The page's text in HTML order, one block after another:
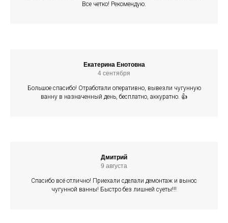
Все четко! Рекомендую.
Екатерина Енотовна
4 сентября
Большое спасибо! Отработали оперативно, вывезли чугунную
ванну в назначенный день, бесплатно, аккуратно. 👍
Дмитрий
9 августа
Спасибо всё отлично! Приехали сделали демонтаж и вынос
чугунной ванны! Быстро без лишней суеты!!!